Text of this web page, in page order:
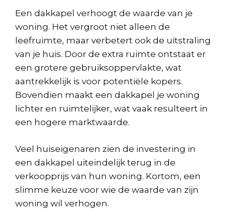
Een dakkapel verhoogt de waarde van je
woning. Het vergroot niet alleen de
leefruimte, maar verbetert ook de uitstraling
van je huis. Door de extra ruimte ontstaat er
een grotere gebruiksoppervlakte, wat
aantrekkelijk is voor potentiële kopers.
Bovendien maakt een dakkapel je woning
lichter en ruimtelijker, wat vaak resulteert in
een hogere marktwaarde.
Veel huiseigenaren zien de investering in
een dakkapel uiteindelijk terug in de
verkoopprijs van hun woning. Kortom, een
slimme keuze voor wie de waarde van zijn
woning wil verhogen.